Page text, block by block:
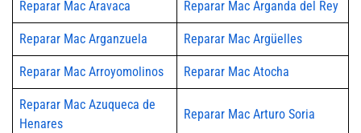
Reparar Mac Aravaca Reparar Mac Arganda del Rey
Reparar Mac Arganzuela Reparar Mac Argüelles
Reparar Mac Arroyomolinos Reparar Mac Atocha
Reparar Mac Azuqueca de
Henares
Reparar Mac Arturo Soria